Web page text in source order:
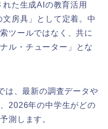
た生成AIの教育活用
房具」として定着。中
ツールではなく、共に
ル・チューター」とな
は、最新の調査データや
2026年の中学生がどの
測します。